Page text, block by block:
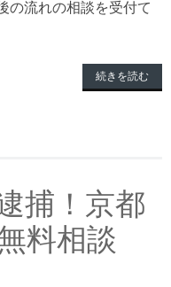
の流れの相談を受付て
続きを読む
捕！京都
料相談